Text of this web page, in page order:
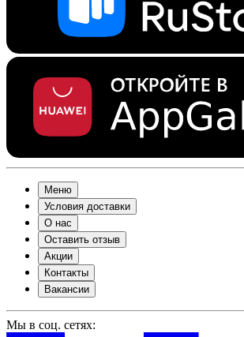
Меню
Условия доставки
О нас
Оставить отзыв
Акции
Контакты
Вакансии
Мы в соц. сетях: